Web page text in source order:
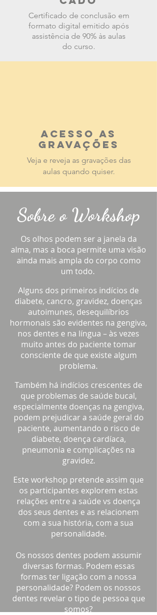
Certificado de conclusão em
formato digital emitido após
assistência de 90% às aulas
do curso.
Acesso as
gravações
Veja e reveja as gravações das
aulas quando quiser.
Sobre o Workshop
Os olhos podem ser a janela da
alma, mas a boca permite uma visão
ainda mais ampla do corpo como
um todo.
Alguns dos primeiros indícios de
diabete, cancro, gravidez, doenças
autoimunes, desequilíbrios
hormonais são evidentes na gengiva,
nos dentes e na língua – às vezes
muito antes do paciente tomar
consciente de que existe algum
problema.
Também há indícios crescentes de
que problemas de saúde bucal,
especialmente doenças na gengiva,
podem prejudicar a saúde geral do
paciente, aumentando o risco de
diabete, doença cardíaca,
pneumonia e complicações na
gravidez.
Este workshop pretende assim que
os participantes explorem estas
relações entre a saúde vs doença
dos seus dentes e as relacionem
com a sua história, com a sua
personalidade.
Os nossos dentes podem assumir
diversas formas. Podem essas
formas ter ligação com a nossa
personalidade? Podem os nossos
dentes revelar o tipo de pessoa que
somos?